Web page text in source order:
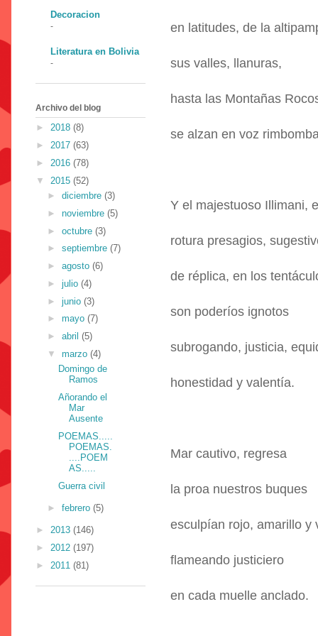
en latitudes, de la
sus valles, llanuras,
hasta las Montañas
se alzan en voz
Y el majestuoso Illimani,
rotura presagios,
de réplica, en los
son poderíos ignotos
subrogando, justicia,
honestidad y valentía.
Mar cautivo, regresa
la proa nuestros buques
esculpían rojo, amarillo y
flameando justiciero
en cada muelle anclado.
Decoracion
-
Literatura en Bolivia
-
Archivo del blog
► 2018 (8)
► 2017 (63)
► 2016 (78)
▼ 2015 (52)
► diciembre (3)
► noviembre (5)
► octubre (3)
► septiembre (7)
► agosto (6)
► julio (4)
► junio (3)
► mayo (7)
► abril (5)
▼ marzo (4)
Domingo de
Ramos
Añorando el
Mar
Ausente
POEMAS.....
POEMAS.
....POEM
AS.....
Guerra civil
► febrero (5)
► 2013 (146)
► 2012 (197)
► 2011 (81)